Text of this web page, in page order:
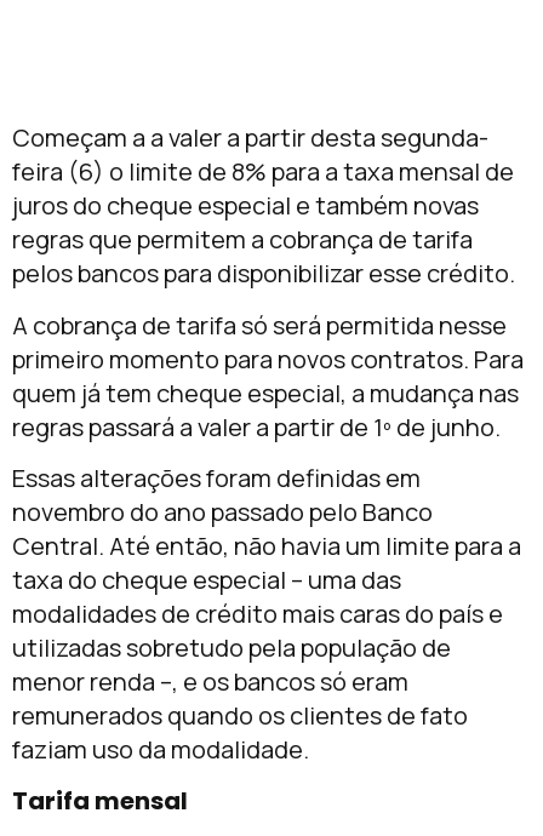
Começam a a valer a partir desta segunda-
feira (6) o limite de 8% para a taxa mensal de
juros do cheque especial e também novas
regras que permitem a cobrança de tarifa
pelos bancos para disponibilizar esse crédito.
A cobrança de tarifa só será permitida nesse
primeiro momento para novos contratos. Para
quem já tem cheque especial, a mudança nas
regras passará a valer a partir de 1º de junho.
Essas alterações foram definidas em
novembro do ano passado pelo Banco
Central. Até então, não havia um limite para a
taxa do cheque especial – uma das
modalidades de crédito mais caras do país e
utilizadas sobretudo pela população de
menor renda –, e os bancos só eram
remunerados quando os clientes de fato
faziam uso da modalidade.
Tarifa mensal